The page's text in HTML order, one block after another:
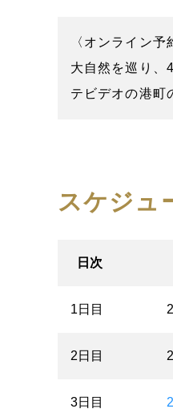
〈オンライン
大自然を巡り、
テビデオの港町
スケジュ
日次
1日目
2日目
3日目